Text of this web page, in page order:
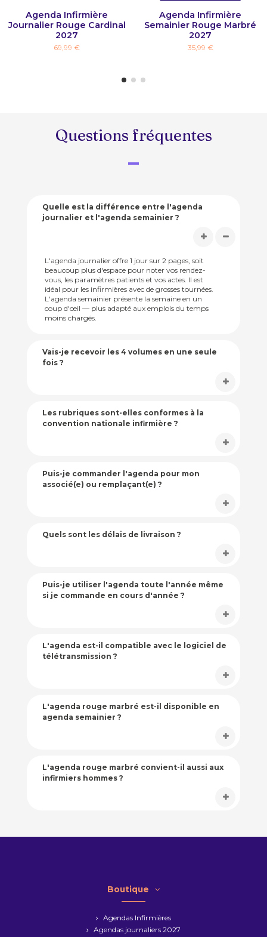
Agenda Infirmière
Journalier Rouge Cardinal
2027
69,99 €
Agenda Infirmière
Semainier Rouge Marbré
2027
35,99 €
Questions fréquentes
Quelle est la différence entre l'agenda
journalier et l'agenda semainier ?
L'agenda journalier offre 1 jour sur 2 pages, soit
beaucoup plus d'espace pour noter vos rendez-
vous, les paramètres patients et vos actes. Il est
idéal pour les infirmières avec de grosses tournées.
L'agenda semainier présente la semaine en un
coup d'œil — plus adapté aux emplois du temps
moins chargés.
Vais-je recevoir les 4 volumes en une seule
fois ?
Les rubriques sont-elles conformes à la
convention nationale infirmière ?
Puis-je commander l'agenda pour mon
associé(e) ou remplaçant(e) ?
Quels sont les délais de livraison ?
Puis-je utiliser l'agenda toute l'année même
si je commande en cours d'année ?
L'agenda est-il compatible avec le logiciel de
télétransmission ?
L'agenda rouge marbré est-il disponible en
agenda semainier ?
L'agenda rouge marbré convient-il aussi aux
infirmiers hommes ?
Boutique
Agendas Infirmières
Agendas journaliers 2027